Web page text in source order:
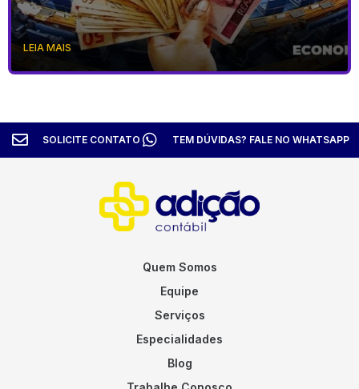
LEIA MAIS
SOLICITE CONTATO TEM DÚVIDAS? FALE NO WHATSAPP
Quem Somos
Equipe
Serviços
Especialidades
Blog